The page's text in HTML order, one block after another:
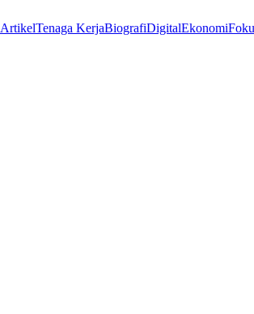
ArtikelTenaga KerjaBiografiDigitalEkonomi